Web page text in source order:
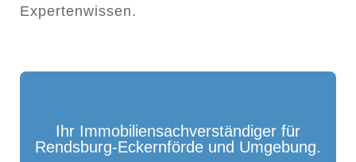
Expertenwissen.
Ihr Immobiliensachverständiger für
Rendsburg-Eckernförde und Umgebung.